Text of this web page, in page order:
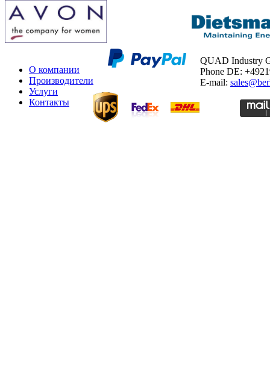
О компании
Производители
Услуги
Контакты
QUAD Industry
Phone DE:
E-mail: